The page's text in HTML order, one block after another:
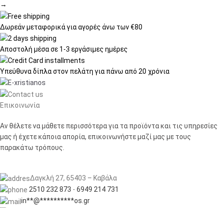
→
Δωρεάν μεταφορικάγια αγορές άνω των €80
Αποστολή μέσα σε 1-3 εργάσιμες ημέρες
Υπεύθυνα δίπλα στον πελάτη για πάνω από 20 χρόνια
Επικοινωνία
Αν θέλετε να μάθετε περισσότερα για τα προϊόντα και τις υπηρεσίες
μας ή έχετε κάποια απορία, επικοινωνήστε μαζί μας με τους
παρακάτω τρόπους.
Δαγκλή 27, 65403 – Καβάλα
2510 232 873 - 6949 214 731
in**@**********os.gr